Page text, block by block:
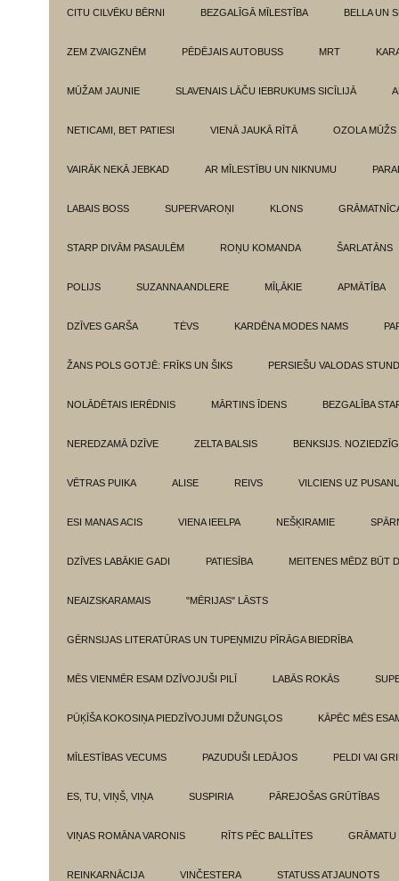
CITU CILVĒKU BĒRNI BEZGALĪGĀ MĪLESTĪBA BELLA UN
ZEM ZVAIGZNĒM PĒDĒJAIS AUTOBUSS MRT
MŪŽAM JAUNIE SLAVENAIS LĀČU IEBRUKUMS SICĪLIJĀ
NETICAMI, BET PATIESI VIENĀ JAUKĀ RĪTĀ OZOLA MŪŽS
VAIRĀK NEKĀ JEBKAD AR MĪLESTĪBU UN NIKNUMU
LABAIS BOSS SUPERVAROŅI KLONS
STARP DIVĀM PASAULĒM ROŅU KOMANDA ŠARLATĀNS
POLIJS SUZANNA ANDLERE MĪĻĀKIE APMĀTĪBA
DZĪVES GARŠA TĖVS KARDĒNA MODES NAMS
ŽANS POLS GOTJĒ: FRĪKS UN ŠIKS PERSIEŠU VALODAS
NOLĀDĒTAIS IERĒDNIS MĀRTINS ĪDENS BEZGALĪBA
NEREDZAMĀ DZĪVE ZELTA BALSIS BENKSIJS.
VĒTRAS PUIKA ALISE REIVS VILCIENS UZ
ESI MANAS ACIS VIENA IEELPA NEŠĶIRAMIE
DZĪVES LABĀKIE GADI PATIESĪBA MEITENES MĒDZ BŪT
NEAIZSKARAMAIS "MĒRIJAS" LĀSTS
GĒRNSIJAS LITERATŪRAS UN TUPEŅMIZU PĪRĀGA BIEDRĪBA
MĒS VIENMĒR ESAM DZĪVOJUŠI PILĪ LABĀS ROKĀS
PŪĶĪŠA KOKOSIŅA PIEDZĪVOJUMI DŽUNGĻOS KĀPĒC MĒS
MĪLESTĪBAS VECUMS PAZUDUŠI LEDĀJOS PELDI VAI
ES, TU, VIŅŠ, VIŅA SUSPIRIA PĀREJOŠAS GRŪTĪBAS
VIŅAS ROMĀNA VARONIS RĪTS PĒC BALLĪTES GRĀMATU
REINKARNĀCIJA VINČESTERA STATUSS ATJAUNOTS